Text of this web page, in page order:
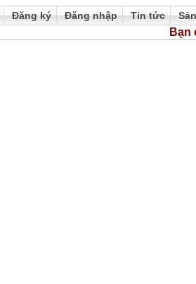
Đăng ký Đăng nhập Tin tức
Bạn